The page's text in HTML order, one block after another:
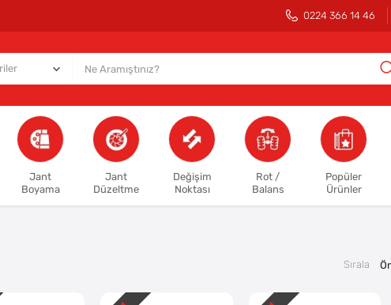
0224 366 14 46
Jant
Boyama
Jant
Düzeltme
Değişim
Noktası
Rot /
Balans
Popüler
Ürünler
Sırala